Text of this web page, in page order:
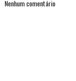
Nenhum comentário